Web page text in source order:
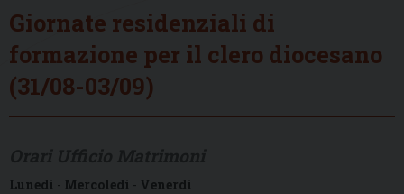
Giornate residenziali di
formazione per il clero diocesano
(31/08-03/09)
Lunedì - Mercoledì - Venerdì